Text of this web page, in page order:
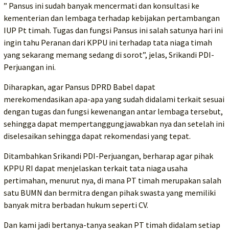
” Pansus ini sudah banyak mencermati dan konsultasi ke
kementerian dan lembaga terhadap kebijakan pertambangan
IUP Pt timah. Tugas dan fungsi Pansus ini salah satunya hari ini
ingin tahu Peranan dari KPPU ini terhadap tata niaga timah
yang sekarang memang sedang di sorot”, jelas, Srikandi PDI-
Perjuangan ini.
Diharapkan, agar Pansus DPRD Babel dapat
merekomendasikan apa-apa yang sudah didalami terkait sesuai
dengan tugas dan fungsi kewenangan antar lembaga tersebut,
sehingga dapat mempertanggungjawabkan nya dan setelah ini
diselesaikan sehingga dapat rekomendasi yang tepat.
Ditambahkan Srikandi PDI-Perjuangan, berharap agar pihak
KPPU RI dapat menjelaskan terkait tata niaga usaha
pertimahan, menurut nya, di mana PT timah merupakan salah
satu BUMN dan bermitra dengan pihak swasta yang memiliki
banyak mitra berbadan hukum seperti CV.
Dan kami jadi bertanya-tanya seakan PT timah didalam setiap